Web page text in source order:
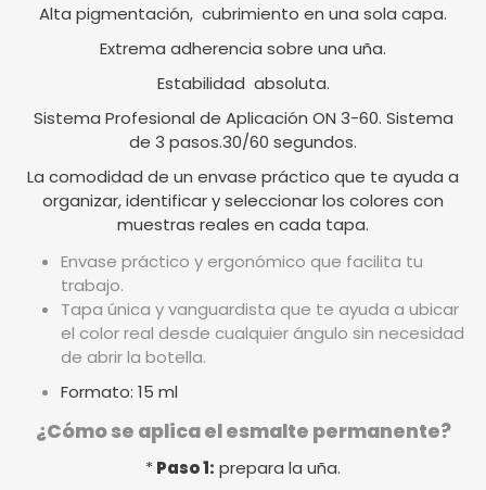
Alta pigmentación, cubrimiento en una sola capa.
Extrema adherencia sobre una uña.
Estabilidad absoluta.
Sistema Profesional de Aplicación ON 3-60. Sistema
de 3 pasos.30/60 segundos.
La comodidad de un envase práctico que te ayuda a
organizar, identificar y seleccionar los colores con
muestras reales en cada tapa.
Envase práctico y ergonómico que facilita tu
trabajo.
Tapa única y vanguardista que te ayuda a ubicar
el color real desde cualquier ángulo sin necesidad
de abrir la botella.
Formato: 15 ml
¿Cómo se aplica el esmalte permanente?
*Paso 1: prepara la uña.